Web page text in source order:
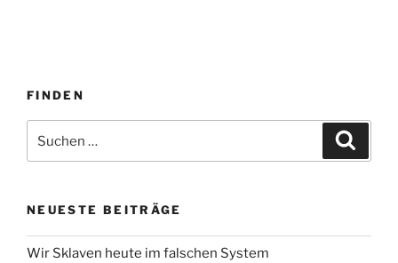
FINDEN
nach:
NEUESTE BEITRÄGE
Wir Sklaven heute im falschen System